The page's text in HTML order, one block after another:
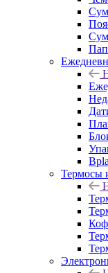
Термосы